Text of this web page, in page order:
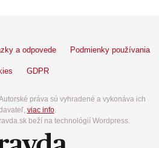
a odpovede Podmienky používania
GDPR
práva sú vyhradené a vykonáva ich
viac info.
beží na technológií Wordpress.